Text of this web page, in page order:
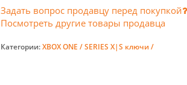
Задать вопрос продавцу перед покупкой
Посмотреть другие товары продавца
Категории:XBOX ONE / SERIES X|S ключи /